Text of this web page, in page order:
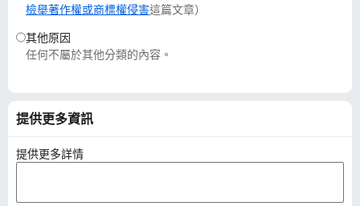
檢舉著作權或商標權侵害這篇文章）
其他原因
任何不屬於其他分類的內容。
提供更多資訊
提供更多詳情